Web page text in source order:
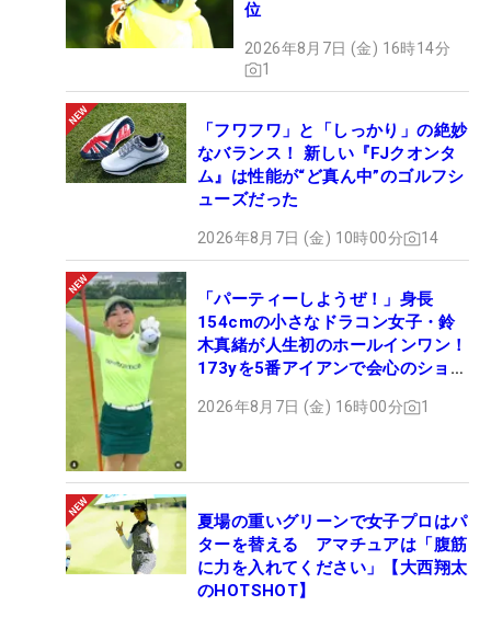
位
2026年8月7日 (金) 16時14分
1
「フワフワ」と「しっかり」の絶妙
なバランス！ 新しい『FJクオンタ
ム』は性能が“ど真ん中”のゴルフシ
ューズだった
2026年8月7日 (金) 10時00分 14
「パーティーしようぜ！」身長
154cmの小さなドラコン女子・鈴
木真緒が人生初のホールインワン！
173yを5番アイアンで会心のショッ
2026年8月7日 (金) 16時00分 1
夏場の重いグリーンで女子プロはパ
ターを替える アマチュアは「腹筋
に力を入れてください」【大西翔太
のHOTSHOT】